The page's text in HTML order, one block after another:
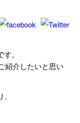
。
紹介したいと思い